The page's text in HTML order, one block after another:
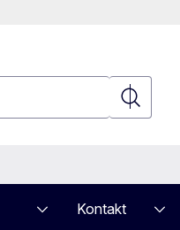
Søgning
Kontakt